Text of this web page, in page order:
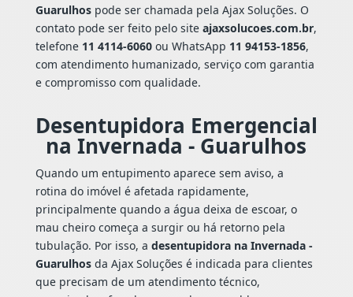
Guarulhospode ser chamada pela Ajax Soluções. O
contato pode ser feito pelo site ajaxsolucoes.com.br,
telefone 11 4114-6060ou WhatsApp 11 94153-1856,
com atendimento humanizado, serviço com garantia
e compromisso com qualidade.
Desentupidora Emergencial
na Invernada - Guarulhos
Quando um entupimento aparece sem aviso, a
rotina do imóvel é afetada rapidamente,
principalmente quando a água deixa de escoar, o
mau cheiro começa a surgir ou há retorno pela
tubulação. Por isso, a desentupidora na Invernada -
Guarulhosda Ajax Soluções é indicada para clientes
que precisam de um atendimento técnico,